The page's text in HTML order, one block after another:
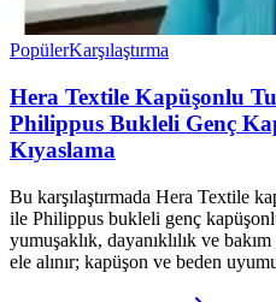
PopülerKarşılaştırma
Hera Textile Kapüşonlu
Philippus Bukleli Genç
Kıyaslama
Bu karşılaştırmada Hera Textile
ile Philippus bukleli genç
yumuşaklık, dayanıklılık ve
ele alınır; kapüşon ve beden